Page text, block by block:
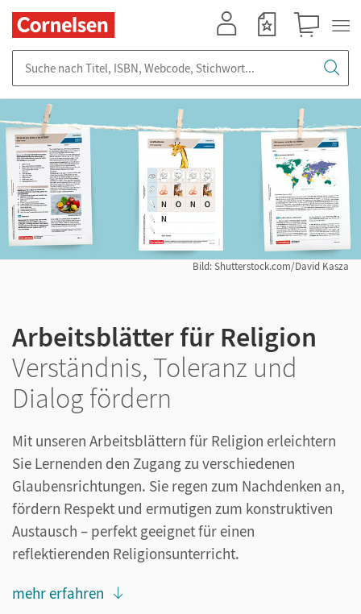
Bild: Shutterstock.com/David Kasza
Arbeitsblätter für Religion
Verständnis, Toleranz und
Dialog fördern
Mit unseren Arbeitsblättern für Religion erleichtern
Sie Lernenden den Zugang zu verschiedenen
Glaubensrichtungen. Sie regen zum Nachdenken an,
fördern Respekt und ermutigen zum konstruktiven
Austausch – perfekt geeignet für einen
reflektierenden Religionsunterricht.
mehr erfahren